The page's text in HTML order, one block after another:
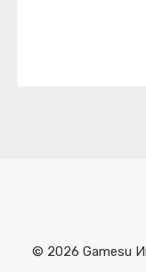
© 2026 Gamesu